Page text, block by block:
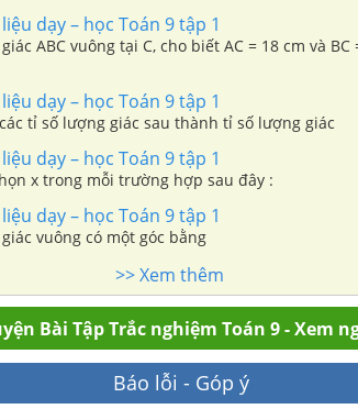
dạy – học Toán 9 tập 1
ABC vuông tại C, cho biết AC = 18 cm và
dạy – học Toán 9 tập 1
tỉ số lượng giác sau thành tỉ số lượng giác
dạy – học Toán 9 tập 1
x trong mỗi trường hợp sau đây :
dạy – học Toán 9 tập 1
vuông có một góc bằng
>> Xem thêm
Bài Tập Trắc nghiệm Toán 9 - Xem
Báo lỗi - Góp ý